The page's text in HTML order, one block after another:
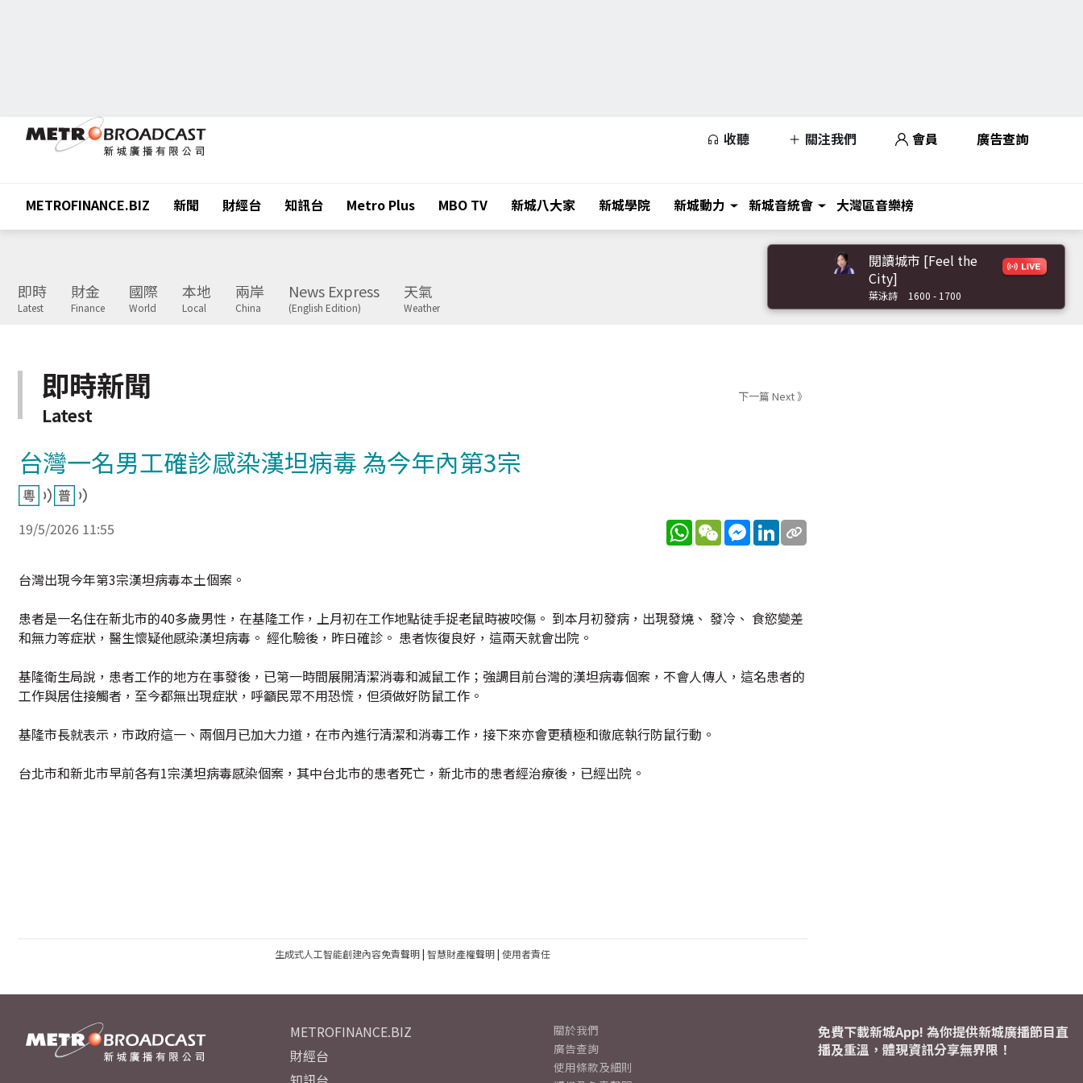
收聽 關注我們 會員 廣告查詢
METROFINANCE.BIZ 新聞 財經台 知訊台 Metro Plus MBO TV 新城八大家 新城學院 新城動力 新城音統會 大灣區音樂榜
即時
Latest
財金
Finance
國際
World
本地
Local
兩岸
China
News Express
(English Edition)
天氣
Weather
閱讀城市 [Feel the
City]
葉泳詩 1600 - 1700
即時新聞
Latest
下一篇 Next 》
台灣一名男工確診感染漢坦病毒 為今年內第3宗
19/5/2026 11:55 WhatsApp
WeChatMessenger
LinkedIn
台灣出現今年第3宗漢坦病毒本土個案。
患者是一名住在新北市的40多歲男性，在基隆工作，上月初在工作地點徒手捉老鼠時被咬傷。 到本月初發病，出現發燒、 發冷、 食慾變差
和無力等症狀，醫生懷疑他感染漢坦病毒。 經化驗後，昨日確診。 患者恢復良好，這兩天就會出院。
基隆衛生局說，患者工作的地方在事發後，已第一時間展開清潔消毒和滅鼠工作；強調目前台灣的漢坦病毒個案，不會人傳人，這名患者的
工作與居住接觸者，至今都無出現症狀，呼籲民眾不用恐慌，但須做好防鼠工作。
基隆市長就表示，市政府這一、兩個月已加大力道，在市內進行清潔和消毒工作，接下來亦會更積極和徹底執行防鼠行動。
台北市和新北市早前各有1宗漢坦病毒感染個案，其中台北市的患者死亡，新北市的患者經治療後，已經出院。
生成式人工智能創建內容免責聲明| 智慧財產權聲明| 使用者責任
METROFINANCE.BIZ
財經台
關於我們
廣告查詢
使用條款及細則
免費下載新城App! 為你提供新城廣播節目直
播及重溫，體現資訊分享無界限！